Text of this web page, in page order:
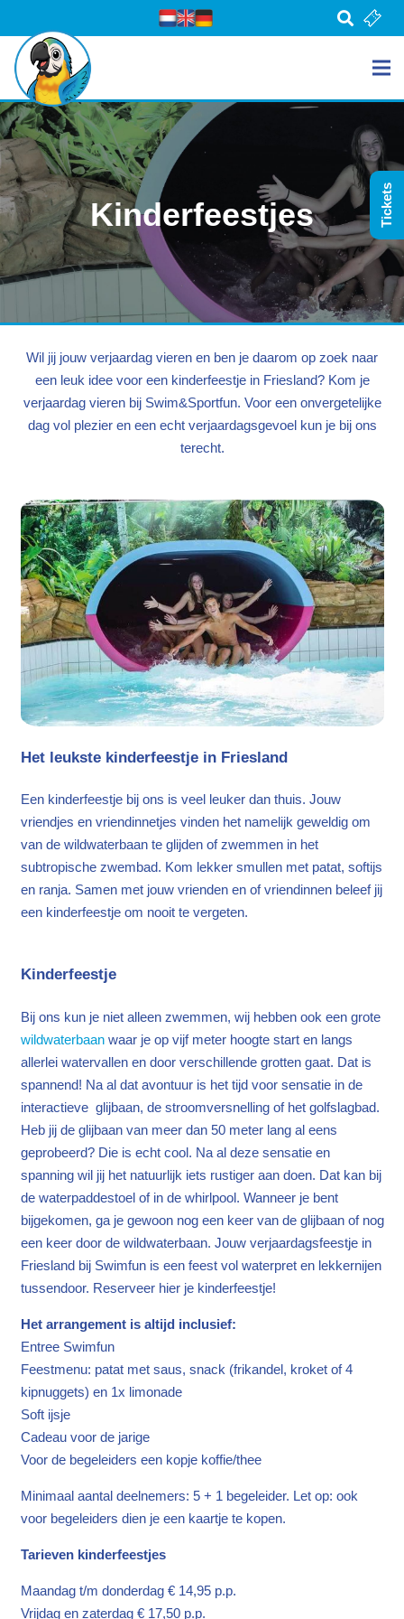
Kinderfeestjes
Wil jij jouw verjaardag vieren en ben je daarom op zoek naar
een leuk idee voor een kinderfeestje in Friesland? Kom je
verjaardag vieren bij Swim&Sportfun. Voor een onvergetelijke
dag vol plezier en een echt verjaardagsgevoel kun je bij ons
terecht.
Het leukste kinderfeestje in Friesland
Een kinderfeestje bij ons is veel leuker dan thuis. Jouw
vriendjes en vriendinnetjes vinden het namelijk geweldig om
van de wildwaterbaan te glijden of zwemmen in het
subtropische zwembad. Kom lekker smullen met patat, softijs
en ranja. Samen met jouw vrienden en of vriendinnen beleef jij
een kinderfeestje om nooit te vergeten.
Kinderfeestje
Bij ons kun je niet alleen zwemmen, wij hebben ook een grote
wildwaterbaanwaar je op vijf meter hoogte start en langs
allerlei watervallen en door verschillende grotten gaat. Dat is
spannend! Na al dat avontuur is het tijd voor sensatie in de
interactieve glijbaan, de stroomversnelling of het golfslagbad.
Heb jij de glijbaan van meer dan 50 meter lang al eens
geprobeerd? Die is echt cool. Na al deze sensatie en
spanning wil jij het natuurlijk iets rustiger aan doen. Dat kan bij
de waterpaddestoel of in de whirlpool. Wanneer je bent
bijgekomen, ga je gewoon nog een keer van de glijbaan of nog
een keer door de wildwaterbaan. Jouw verjaardagsfeestje in
Friesland bij Swimfun is een feest vol waterpret en lekkernijen
tussendoor. Reserveer hier je kinderfeestje!
Het arrangement is altijd inclusief:
Entree Swimfun
Feestmenu: patat met saus, snack (frikandel, kroket of 4
kipnuggets) en 1x limonade
Soft ijsje
Cadeau voor de jarige
Voor de begeleiders een kopje koffie/thee
Minimaal aantal deelnemers: 5 + 1 begeleider. Let op: ook
voor begeleiders dien je een kaartje te kopen.
Tarieven kinderfeestjes
Maandag t/m donderdag € 14,95 p.p.
Vrijdag en zaterdag € 17,50 p.p.
Tickets